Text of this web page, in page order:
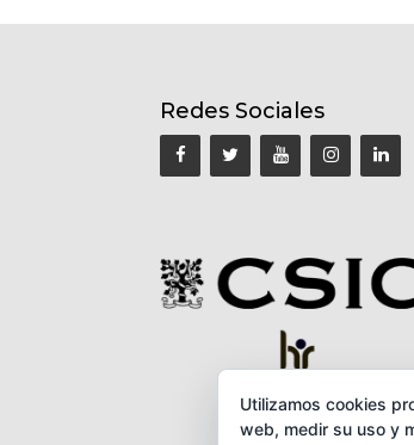
Redes Sociales
Utilizamos cookies
web, medir su uso y